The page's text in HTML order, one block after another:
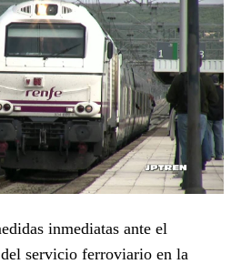
inmediatas ante el
servicio ferroviario en la